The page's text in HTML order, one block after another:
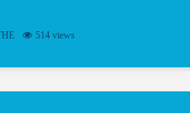
514 views